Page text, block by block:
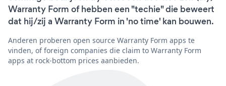
Warranty Form of hebben een "techie" die beweert
dat hij/zij a Warranty Form in 'no time' kan bouwen.
Anderen proberen open source Warranty Form apps te
vinden, of foreign companies die claim to Warranty Form
apps at rock-bottom prices aanbieden.